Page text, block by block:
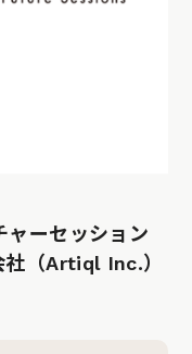
ャーセッション
社（Artiql Inc.）